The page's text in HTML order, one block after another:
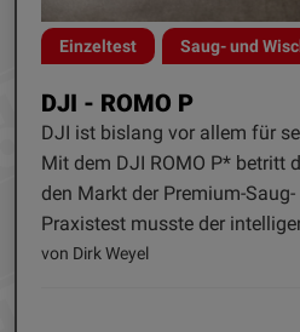
Einzeltest Saug- und
DJI - ROMO P
DJI ist bislang vor allem für
Mit dem DJI ROMO P* betritt
den Markt der Premium-
Praxistest musste der
von Dirk Weyel